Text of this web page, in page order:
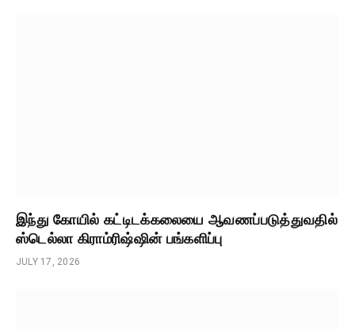
இந்து கோயில் கட்டிடக்கலையை ஆவணப்படுத்துவதில்
ஸ்டெல்லா கிராம்ரிஷ்ஷின் பங்களிப்பு
JULY 17, 2026